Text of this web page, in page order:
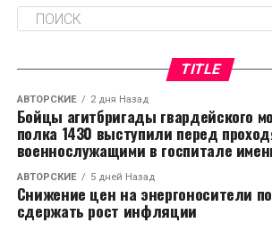
За год убыль населения в России
человек
Врачи рассказали о вреде от
употребления фастфуда
TITLE
АВТОРСКИЕ 2 дня Назад
Бойцы агитбригады гвардейского
полка 1430 выступили перед
военнослужащими в госпитале
АВТОРСКИЕ 5 дней Назад
Снижение цен на энергоносители
сдержать рост инфляции